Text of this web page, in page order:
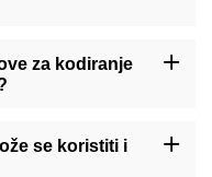
gel i markerne
ovog standarda,
površinama:
za kodiranje
korisnicima da
vizuelni i pogodan način.
se koristiti i